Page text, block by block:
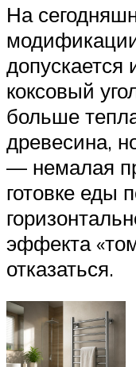
На
допускается
коксовый
больше
древесина,
— немалая
готовке еды
эффекта
отказаться.